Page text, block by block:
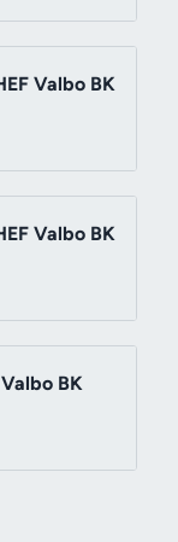
Valbo BK
Valbo BK
BK